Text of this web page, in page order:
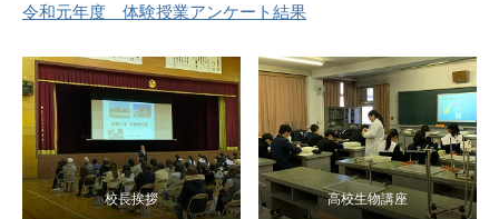
令和元年度 体験授業アンケート結果
校長挨拶 高校生物講座